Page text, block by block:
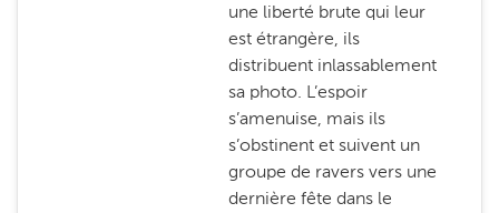
une liberté brute qui leur
est étrangère, ils
distribuent inlassablement
sa photo. L’espoir
s’amenuise, mais ils
s’obstinent et suivent un
groupe de ravers vers une
dernière fête dans le